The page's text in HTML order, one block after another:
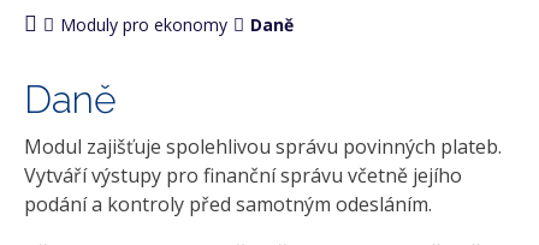
Moduly pro ekonomy Daně
Daně
Modul zajišťuje spolehlivou správu povinných plateb.
Vytváří výstupy pro finanční správu včetně jejího
podání a kontroly před samotným odesláním.